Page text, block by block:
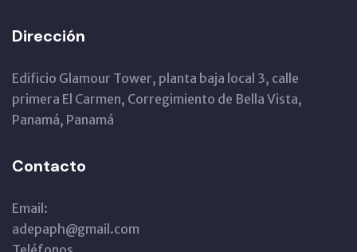
Dirección
Edificio Glamour Tower, planta baja local 3, calle
primera El Carmen, Corregimiento de Bella Vista,
Panamá, Panamá
Contacto
Email:
adepaph@gmail.com